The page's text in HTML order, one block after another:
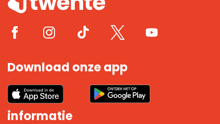
Download onze app
informatie